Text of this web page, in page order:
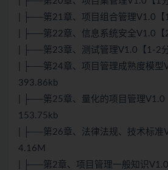
| ├──第21章、项目组合管理V1.0【
| ├──第22章、信息系统安全V1.0【
| ├──第23章、测试管理V1.0【1-2
| ├──第24章、项目管理成熟度模型
393.86kb
| ├──第25章、量化的项目管理
153.75kb
| ├──第26章、法律法规、技术标准
4.16M
| ├──第2章、项目管理一般知识